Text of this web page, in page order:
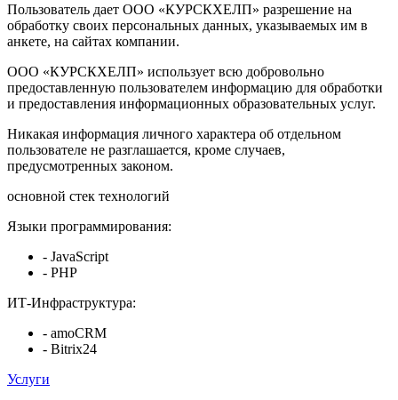
Пользователь дает ООО «КУРСКХЕЛП» разрешение на
обработку своих персональных данных, указываемых им в
анкете, на сайтах компании.
ООО «КУРСКХЕЛП» использует всю добровольно
предоставленную пользователем информацию для обработки
и предоставления информационных образовательных услуг.
Никакая информация личного характера об отдельном
пользователе не разглашается, кроме случаев,
предусмотренных законом.
основной стек технологий
Языки программирования:
- JavaScript
- PHP
ИТ-Инфраструктура:
- amoCRM
- Bitrix24
Услуги